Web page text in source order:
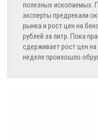
полезных ископаемых.
эксперты предрекали
рынка и рост цен на
рублей за литр. Пока
сдерживает рост цен
неделе произошло